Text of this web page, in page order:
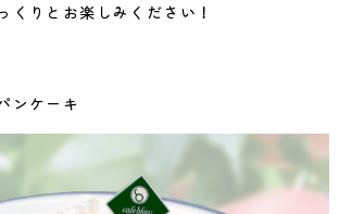
くりとお楽しみください！
ンケーキ